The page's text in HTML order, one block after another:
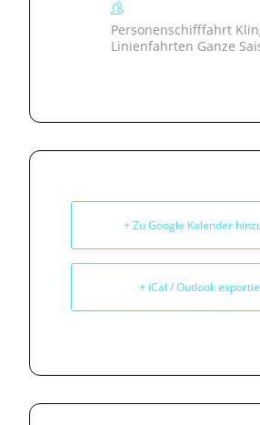
Personenschifffahrt
Linienfahrten Ganze
+ Zu Google Kalender
+ iCal / Outlook